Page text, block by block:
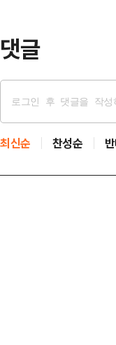
댓글
최신순 찬성순